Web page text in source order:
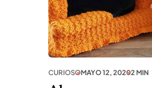
CURIOSOMAYO 12, 20202 MIN